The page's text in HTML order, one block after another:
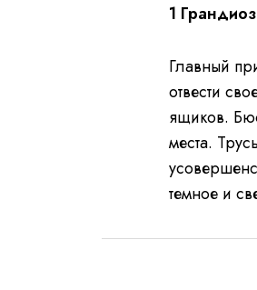
1
Главный
отвести
ящиков.
места.
темное и